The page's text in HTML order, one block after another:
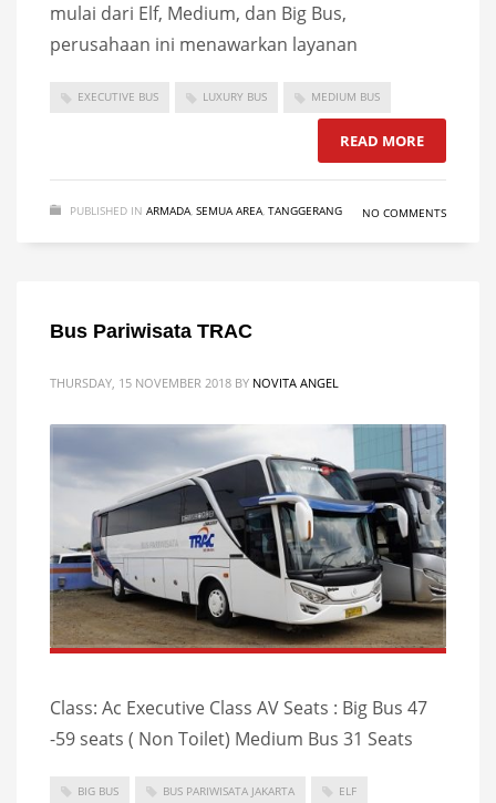
mulai dari Elf, Medium, dan Big Bus,
perusahaan ini menawarkan layanan
EXECUTIVE BUS LUXURY BUS MEDIUM BUS
READ MORE
PUBLISHED IN ARMADA SEMUA AREA TANGGERANG NO COMMENTS
Bus Pariwisata TRAC
THURSDAY, 15 NOVEMBER 2018 BY NOVITA ANGEL
Class: Ac Executive Class AV Seats : Big Bus 47
-59 seats ( Non Toilet) Medium Bus 31 Seats
BIG BUS BUS PARIWISATA JAKARTA ELF